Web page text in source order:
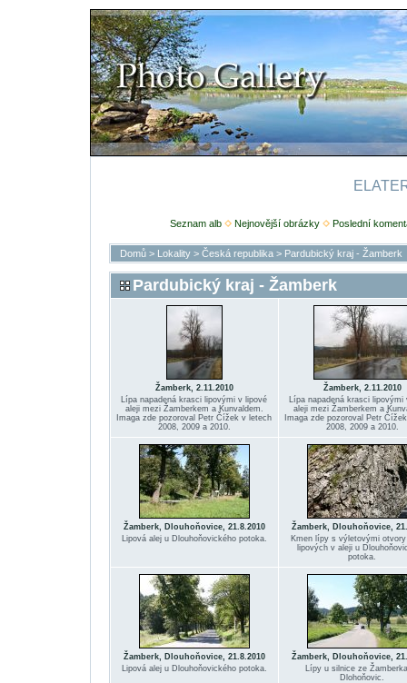
Seznam alb Nejnovější obrázky Poslední
Domů> Lokality> Česká republika> Pardubický kraj - Žamberk
Pardubický kraj - Žamberk
Žamberk, 2.11.2010
Lípa napadená krasci lipovými v lipové
aleji mezi Žamberkem a Kunvaldem.
Imaga zde pozoroval Petr Čížek v letech
2008, 2009 a 2010.
Žamberk, 2.11.2010
Lípa napadená krasci lipovými
aleji mezi Žamberkem a
Imaga zde pozoroval Petr
2008, 2009 a 2010.
Žamberk, Dlouhoňovice, 21.8.2010
Lipová alej u Dlouhoňovického potoka.
Žamberk, Dlouhoňovice,
Kmen lípy s výletovými
lipových v aleji u
potoka.
Žamberk, Dlouhoňovice, 21.8.2010
Lipová alej u Dlouhoňovického potoka.
Žamberk, Dlouhoňovice,
Lípy u silnice ze
Dlohoňovic.